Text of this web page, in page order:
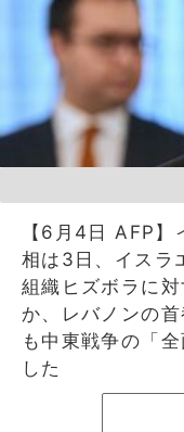
【6月4日 AFP】
相は3日、イスラ
組織ヒズボラに
か、レバノンの
も中東戦争の「
した